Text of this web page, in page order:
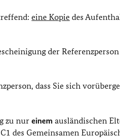
eine Kopie des
der
dass Sie sich
zu nureinem ausländischen
des Gemeinsamen